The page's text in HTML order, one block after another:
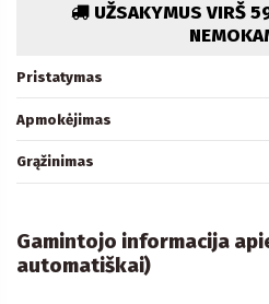
UŽSAKYMUS VIRŠ
Pristatymas
Apmokėjimas
Grąžinimas
Gamintojo informacija
automatiškai)